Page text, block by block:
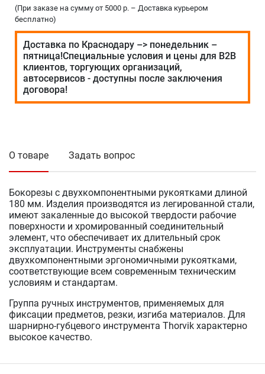
(При заказе на сумму от 5000 р. – Доставка курьером
бесплатно)
Доставка по Краснодару –> понедельник –
пятница!Специальные условия и цены для В2В
клиентов, торгующих организаций,
автосервисов - доступны после заключения
договора!
О товаре Задать вопрос
Бокорезы с двухкомпонентными рукоятками длиной
180 мм. Изделия производятся из легированной стали,
имеют закаленные до высокой твердости рабочие
поверхности и хромированный соединительный
элемент, что обеспечивает их длительный срок
эксплуатации. Инструменты снабжены
двухкомпонентными эргономичными рукоятками,
соответствующие всем современным техническим
условиям и стандартам.
Группа ручных инструментов, применяемых для
фиксации предметов, резки, изгиба материалов. Для
шарнирно-губцевого инструмента Thorvik характерно
высокое качество.